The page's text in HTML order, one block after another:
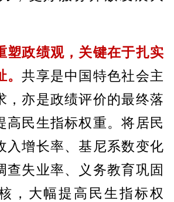
塑政绩观，关键在于扎实
。共享是中国特色社会主
，亦是政绩评价的最终落
高民生指标权重。将居民
入增长率、基尼系数变化
查失业率、义务教育巩固
，大幅提高民生指标权